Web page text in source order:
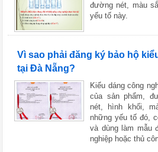
đường nét, màu
yếu tố này.
Vì sao phải đăng ký bảo hộ
tại Đà Nẵng?
Kiểu dáng công
của sản phẩm,
nét, hình khối,
những yếu tố đó,
và dùng làm mẫu
nghiệp hoặc thủ